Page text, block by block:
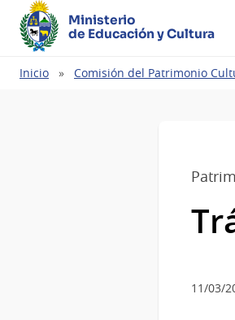
Ministerio
de Educación y Cultura
Ruta
Inicio Comisión del Patrimonio
11/03/